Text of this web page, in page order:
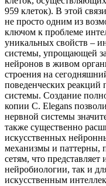
959 клеток). В этой
не просто одним из
ключом к проблеме
уникальных свойств –
системы, упрощающей
нейронов в живом
строения на
поведенческих реакций
системы. Создание
копии C. Elegans
нервной системы
также существенно
искусственных
механизмы и паттерны,
сетям, что
нейробиологии, так и
искусственным